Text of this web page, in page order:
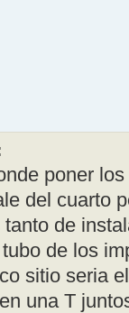
poner
del cuarto
de
de los
sitio seria
una T